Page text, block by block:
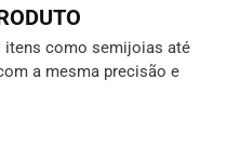
itens como semijoias até
a mesma precisão e